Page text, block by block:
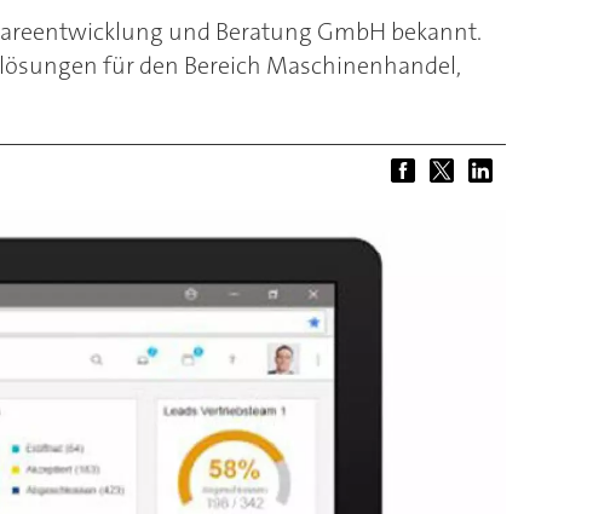
und Beratung GmbH bekannt.
für den Bereich Maschinenhandel,